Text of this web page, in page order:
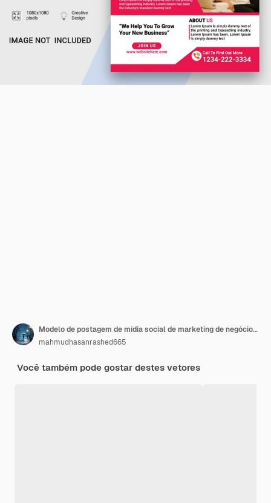
Modelo de postagem de mídia social de marketing de negócios digitais
mahmudhasanrashed665
Você também pode gostar destes vetores